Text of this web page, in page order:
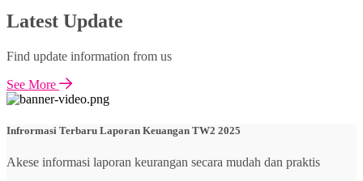
Latest Update
Find update information from us
See More
Infrormasi Terbaru Laporan Keuangan TW2 2025
Akese informasi laporan keurangan secara mudah dan praktis